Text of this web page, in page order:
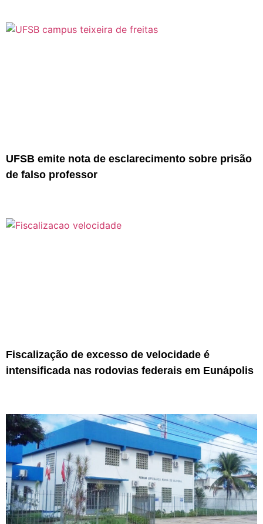
UFSB emite nota de esclarecimento sobre prisão
de falso professor
Fiscalização de excesso de velocidade é
intensificada nas rodovias federais em Eunápolis